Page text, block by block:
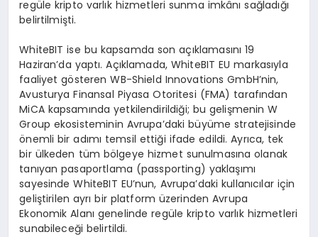
regüle kripto varlık hizmetleri sunma imkânı sağladığı
belirtilmişti.
WhiteBIT ise bu kapsamda son açıklamasını 19
Haziran’da yaptı. Açıklamada, WhiteBIT EU markasıyla
faaliyet gösteren WB-Shield Innovations GmbH’nin,
Avusturya Finansal Piyasa Otoritesi (FMA) tarafından
MiCA kapsamında yetkilendirildiği; bu gelişmenin W
Group ekosisteminin Avrupa’daki büyüme stratejisinde
önemli bir adımı temsil ettiği ifade edildi. Ayrıca, tek
bir ülkeden tüm bölgeye hizmet sunulmasına olanak
tanıyan pasaportlama (passporting) yaklaşımı
sayesinde WhiteBIT EU’nun, Avrupa’daki kullanıcılar için
geliştirilen ayrı bir platform üzerinden Avrupa
Ekonomik Alanı genelinde regüle kripto varlık hizmetleri
sunabileceği belirtildi.